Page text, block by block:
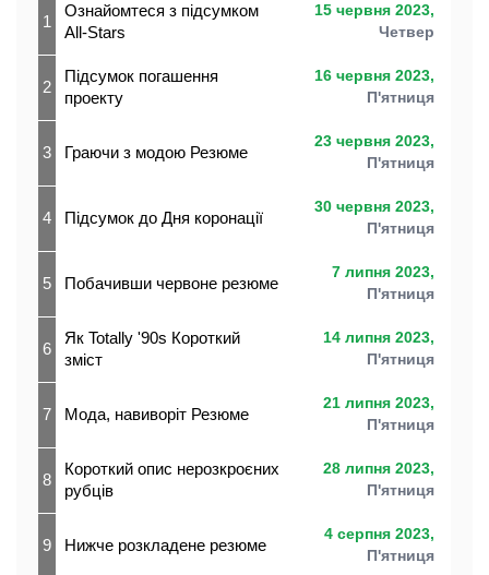
1
Ознайомтеся з підсумком
All-Stars
15 червня 2023,
Четвер
2
Підсумок погашення
проекту
16 червня 2023,
П'ятниця
3 Граючи з модою Резюме
23 червня 2023,
П'ятниця
4 Підсумок до Дня коронації
30 червня 2023,
П'ятниця
5 Побачивши червоне резюме
7 липня 2023,
П'ятниця
6
Як Totally '90s Короткий
зміст
14 липня 2023,
П'ятниця
7 Мода, навиворіт Резюме
21 липня 2023,
П'ятниця
8
Короткий опис нерозкроєних
рубців
28 липня 2023,
П'ятниця
9 Нижче розкладене резюме
4 серпня 2023,
П'ятниця